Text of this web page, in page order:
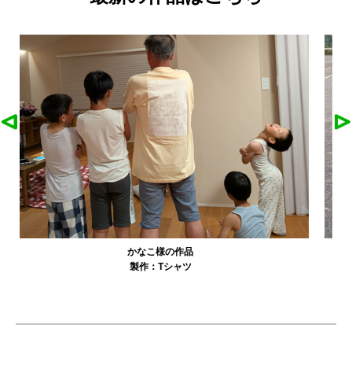
農工大硬式庭球部様の作品
製作：Tシャツ